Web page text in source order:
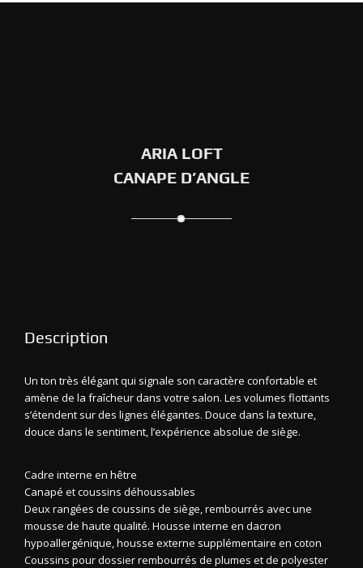
ARIA LOFT
CANAPE D’ANGLE
Description
Un ton très élégant qui signale son caractère confortable et
amène de la fraîcheur dans votre salon. Les volumes flottants
s’étendent sur des lignes élégantes. Douce dans la texture,
douce dans le sentiment, l’expérience absolue de siège.
Cadre interne en hêtre
Canapé et coussins déhoussables
Deux rangées de coussins de siège, rembourrés avec une
mousse de haute qualité. Housse interne en dacron
hypoallergénique, housse externe supplémentaire en coton
Coussins pour dossier rembourrés de plumes et de polyester